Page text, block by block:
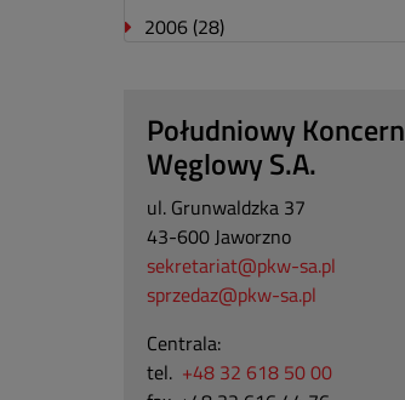
2006 (28)
Południowy Koncern
Węglowy S.A.
ul. Grunwaldzka 37
43-600 Jaworzno
sekretariat@pkw-sa.pl
sprzedaz@pkw-sa.pl
Centrala:
tel. +48 32 618 50 00